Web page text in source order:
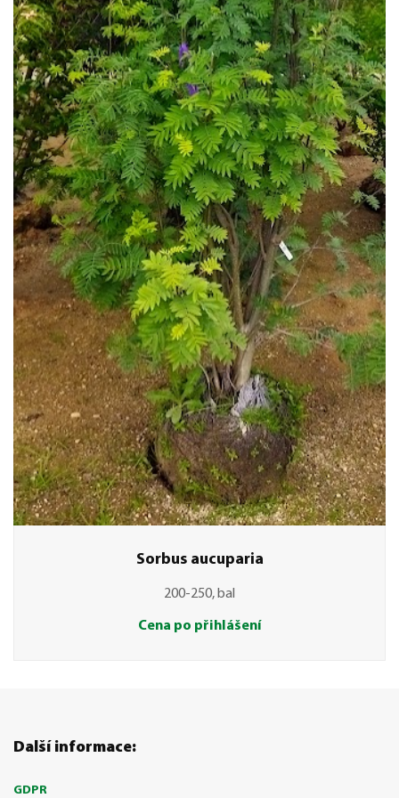
Sorbus aucuparia
200-250, bal
Cena po přihlášení
Další informace:
GDPR